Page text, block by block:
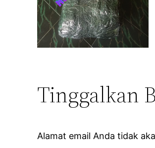
Tinggalkan
Alamat email Anda tidak